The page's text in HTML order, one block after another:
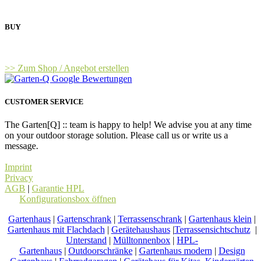
BUY
>> Zum Shop / Angebot erstellen
CUSTOMER SERVICE
The Garten[Q] :: team is happy to help! We advise you at any time
on your outdoor storage solution. Please call us or write us a
message.
Imprint
Privacy
AGB | Garantie HPL
Konfigurationsbox öffnen
Gartenhaus | Gartenschrank | Terrassenschrank | Gartenhaus klein |
Gartenhaus mit Flachdach | Gerätehaushaus|Terrassensichtschutz|
Unterstand | Mülltonnenbox | HPL-
Gartenhaus| Outdoorschränke| Gartenhaus modern | Design